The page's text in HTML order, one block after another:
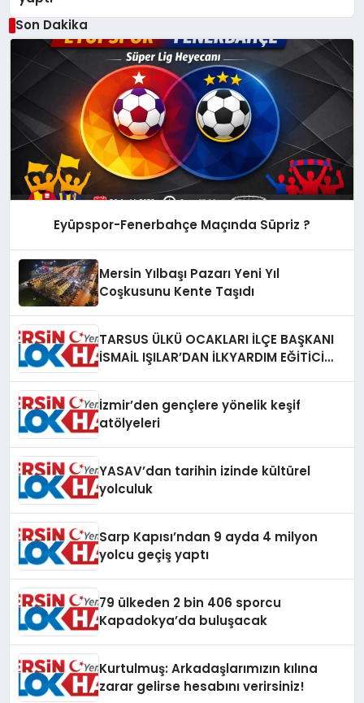
Son Dakika
Eyüpspor-Fenerbahçe Maçında Süpriz ?
Mersin Yılbaşı Pazarı Yeni Yıl
Coşkusunu Kente Taşıdı
TARSUS ÜLKÜ OCAKLARI İLÇE BAŞKANI
İSMAİL IŞILAR’DAN İLKYARDIM EĞİTİCİ
İzmir’den gençlere yönelik keşif
atölyeleri
YASAV’dan tarihin izinde kültürel
yolculuk
Sarp Kapısı’ndan 9 ayda 4 milyon
yolcu geçiş yaptı
79 ülkeden 2 bin 406 sporcu
Kapadokya’da buluşacak
Kurtulmuş: Arkadaşlarımızın kılına
zarar gelirse hesabını verirsiniz!